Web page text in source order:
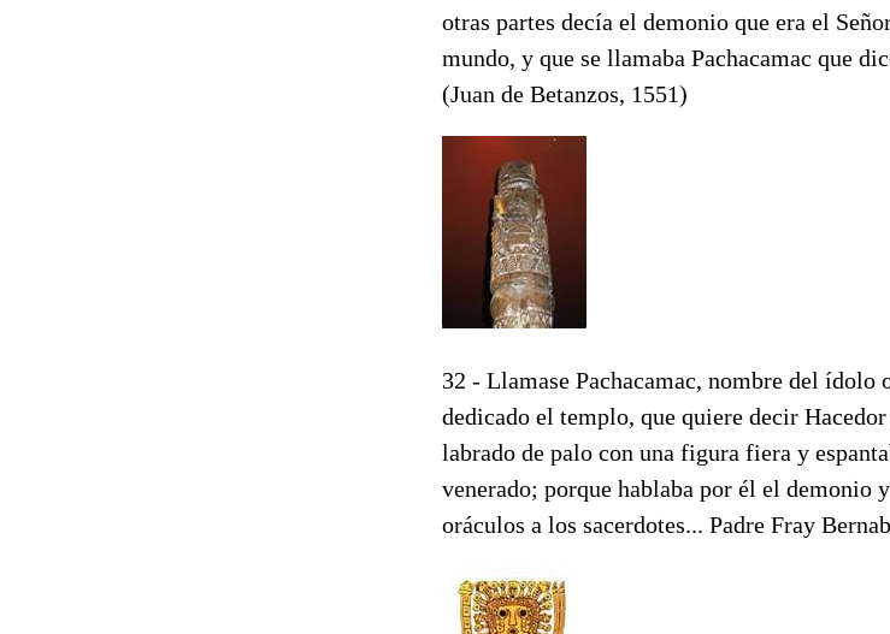
otras partes decía el demonio que era el
mundo, y que se llamaba Pachacamac que
(Juan de Betanzos, 1551)
32 - Llamase Pachacamac, nombre del ídolo
dedicado el templo, que quiere decir
labrado de palo con una figura fiera y
venerado; porque hablaba por él el demonio
oráculos a los sacerdotes... Padre Fray